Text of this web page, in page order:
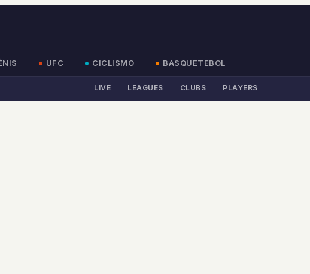
UFC CICLISMO BASQUETEBOL
LIVE LEAGUES CLUBS PLAYERS